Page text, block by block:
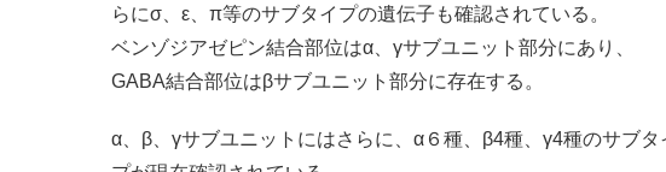
らにσ、ε、π等のサブタイプの遺伝子も確認されている。
ベンゾジアゼピン結合部位はα、γサブユニット部分にあり、
GABA結合部位はβサブユニット部分に存在する。
α、β、γサブユニットにはさらに、α６種、β4種、γ4種のサブタ